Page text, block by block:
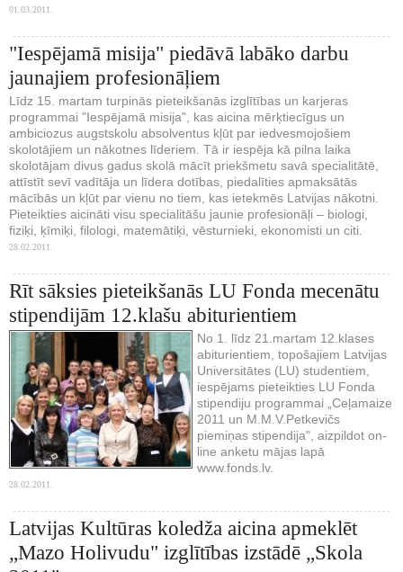
01.03.2011.
"Iespējamā misija" piedāvā labāko darbu
jaunajiem profesionāļiem
Līdz 15. martam turpinās pieteikšanās izglītības un karjeras
programmai "Iespējamā misija", kas aicina mērķtiecīgus un
ambiciozus augstskolu absolventus kļūt par iedvesmojošiem
skolotājiem un nākotnes līderiem. Tā ir iespēja kā pilna laika
skolotājam divus gadus skolā mācīt priekšmetu savā specialitātē,
attīstīt sevī vadītāja un līdera dotības, piedalīties apmaksātās
mācībās un kļūt par vienu no tiem, kas ietekmēs Latvijas nākotni.
Pieteikties aicināti visu specialitāšu jaunie profesionāļi – biologi,
fiziķi, ķīmiķi, filologi, matemātiķi, vēsturnieki, ekonomisti un citi.
28.02.2011.
Rīt sāksies pieteikšanās LU Fonda mecenātu
stipendijām 12.klašu abiturientiem
No 1. līdz 21.martam 12.klases
abiturientiem, topošajiem Latvijas
Universitātes (LU) studentiem,
iespējams pieteikties LU Fonda
stipendiju programmai „Ceļamaize
2011 un M.M.V.Petkevičs
piemiņas stipendija", aizpildot on-
line anketu mājas lapā
www.fonds.lv.
28.02.2011.
Latvijas Kultūras koledža aicina apmeklēt
„Mazo Holivudu" izglītības izstādē „Skola